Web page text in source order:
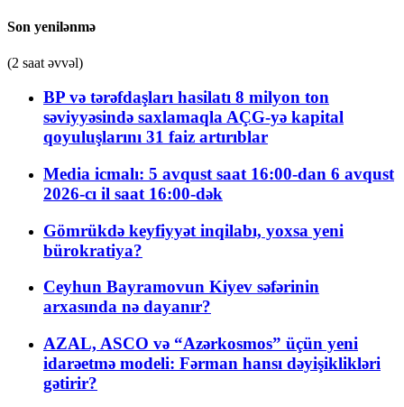
Son yenilənmə
(2 saat əvvəl)
BP və tərəfdaşları hasilatı 8 milyon ton
səviyyəsində saxlamaqla AÇG-yə kapital
qoyuluşlarını 31 faiz artırıblar
Media icmalı: 5 avqust saat 16:00-dan 6 avqust
2026-cı il saat 16:00-dək
Gömrükdə keyfiyyət inqilabı, yoxsa yeni
bürokratiya?
Ceyhun Bayramovun Kiyev səfərinin
arxasında nə dayanır?
AZAL, ASCO və “Azərkosmos” üçün yeni
idarəetmə modeli: Fərman hansı dəyişiklikləri
gətirir?